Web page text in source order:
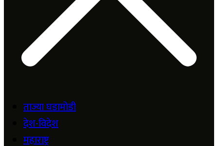
ताज्या घडामोडी
देश-विदेश
महाराष्ट्र